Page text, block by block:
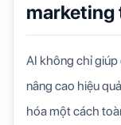
marketing
AI không chỉ
nâng cao hiệu
hóa một cách